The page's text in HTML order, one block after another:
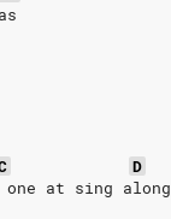
D
one at sing along